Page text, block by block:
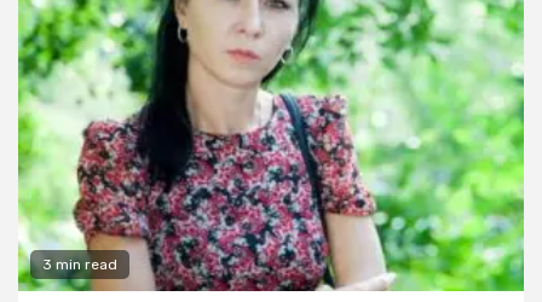
3 min read